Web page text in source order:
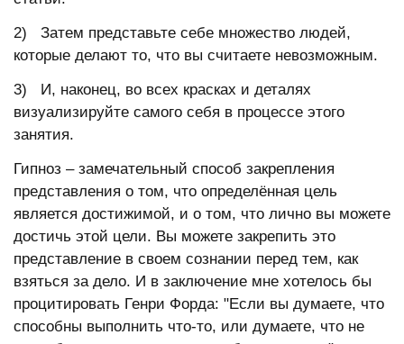
2) Затем представьте себе множество людей,
которые делают то, что вы считаете невозможным.
3) И, наконец, во всех красках и деталях
визуализируйте самого себя в процессе этого
занятия.
Гипноз – замечательный способ закрепления
представления о том, что определённая цель
является достижимой, и о том, что лично вы можете
достичь этой цели. Вы можете закрепить это
представление в своем сознании перед тем, как
взяться за дело. И в заключение мне хотелось бы
процитировать Генри Форда: "Если вы думаете, что
способны выполнить что-то, или думаете, что не